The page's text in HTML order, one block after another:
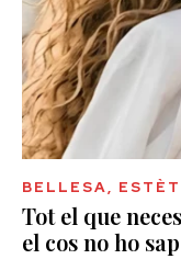
BELLESA,
Tot el que
el cos no ho sap